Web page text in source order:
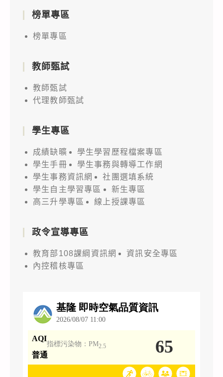
榜單專區
榜單專區
教師甄試
教師甄試
代理教師甄試
學生專區
成績缺曠
學生學習歷程檔案專區
學生手冊
學生事務與轉導工作網
學生事務資訊網
社團選填系統
學生自主學習專區
新生專區
高三升學專區
線上授課專區
政令宣導專區
教育部108課綱資訊網
資訊安全專區
內控稽核專區